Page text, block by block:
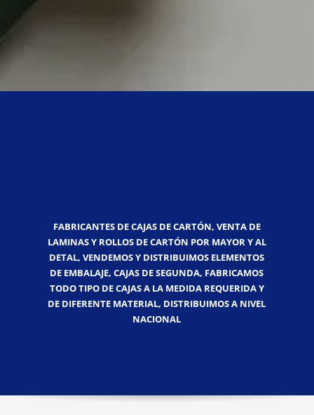
FABRICANTES DE CAJAS DE CARTÓN, VENTA DE
LAMINAS Y ROLLOS DE CARTÓN POR MAYOR Y AL
DETAL, VENDEMOS Y DISTRIBUIMOS ELEMENTOS
DE EMBALAJE, CAJAS DE SEGUNDA, FABRICAMOS
TODO TIPO DE CAJAS A LA MEDIDA REQUERIDA Y
DE DIFERENTE MATERIAL, DISTRIBUIMOS A NIVEL
NACIONAL